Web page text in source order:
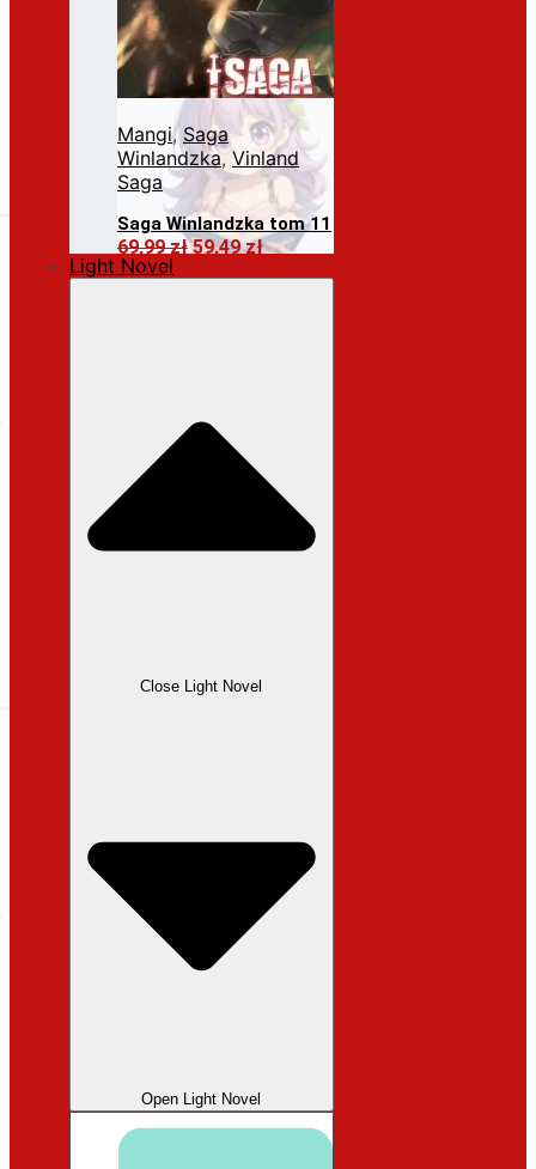
Mangi, Saga
Winlandzka, Vinland
Saga
Saga Winlandzka tom 11
69,99złPierwotna
59,49złAktualna
Dodaj do koszyka
Light Novel
Close Light Novel
Open Light Novel